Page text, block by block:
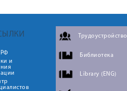
РФ
и
Трудоустройство
Библиотека
Library (ENG)